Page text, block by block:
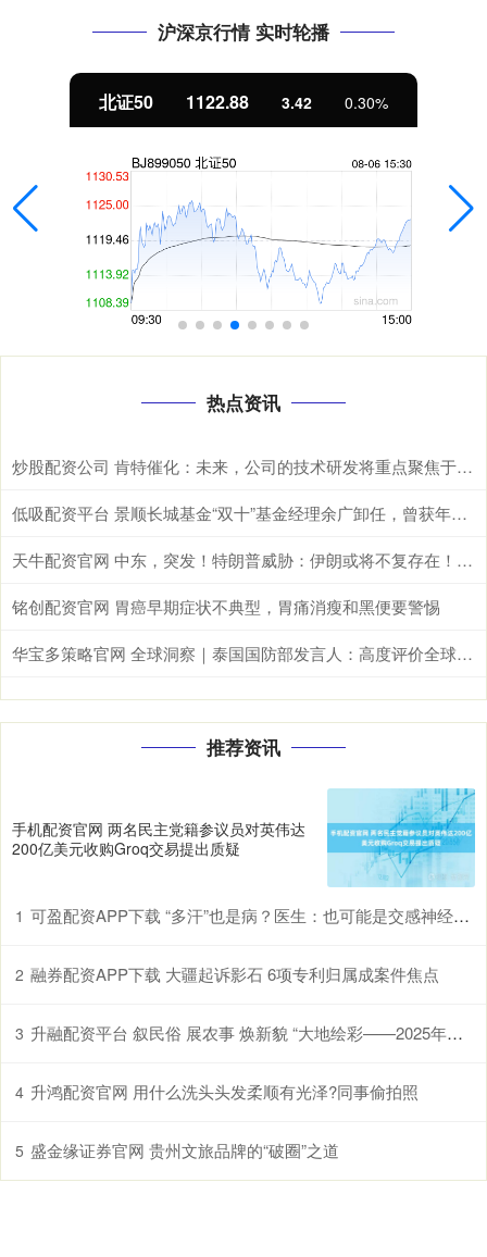
沪深京行情 实时轮播
北证50 1122.88 3.42 0.30%
热点资讯
炒股配资公司 肯特催化：未来，公司的技术研发将重点聚焦于现有生产工艺的优化迭代、全新产品开发以及前沿技术市场转化落地
低吸配资平台 景顺长城基金“双十”基金经理余广卸任，曾获年度股基冠军
天牛配资官网 中东，突发！特朗普威胁：伊朗或将不复存在！美军发动打击！
铭创配资官网 胃癌早期症状不典型，胃痛消瘦和黑便要警惕
华宝多策略官网 全球洞察｜泰国国防部发言人：高度评价全球安全倡议&#32;期待推进泰中安全合作
推荐资讯
手机配资官网 两名民主党籍参议员对英伟达
200亿美元收购Groq交易提出质疑
1 可盈配资APP下载 “多汗”也是病？医生：也可能是交感神经过度兴奋所致
2 融券配资APP下载 大疆起诉影石 6项专利归属成案件焦点
3 升融配资平台 叙民俗 展农事 焕新貌 “大地绘彩——2025年农民画大展”在国博开幕
4 升鸿配资官网 用什么洗头头发柔顺有光泽?同事偷拍照
5 盛金缘证券官网 贵州文旅品牌的“破圈”之道